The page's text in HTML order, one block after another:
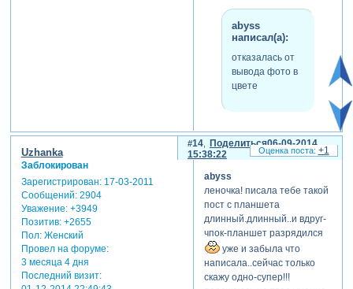
направлении? освещение у
защитного символа
выставила
привлекающее внимание…
футаж туда я красный
поместила... где там... и тут
героиня не задумалась и не
пугали статуи с могилами,
которых видела она
бесчисленное множество
на скорбном сем пути…
она смирялась потихоньку с
неизбежным поражением и
своею скорой смертью.
[взломанный сайт] и, черт
возьми, ведь не придут на
помощь чипы, дейлы, и у
винчестеров-то как назло
abyss
написал(а):
отказалась от
вывода фото в
цвете
а по другому и
невозможно,выбранная
тобой цветовая
комбинация,усиливает
впечатление,подчёркивает
зловещую
обстановку.кровь,вытекающая
из плит,завывание
волка,зловещие
облака,озеро из крови,сама
мечущаяся героиня,ну все
Поделиться
14
06-09-2014
15:38:22
Uzhanka
Заблокирован
Зарегистрирован: 17-03-2011
Сообщений:2904
Уважение: +3949
Позитив: +2655
Пол:Женский
Провел на форуме:
3 месяца 4 дня
Последний визит:
abyss
леночка! писала тебе такой
пост с планшета
длинный.длинный..и вдруг-
чпок-планшет разрядился
уже и забыла что
написала..сейчас только
скажу одно-супер!!!
+1